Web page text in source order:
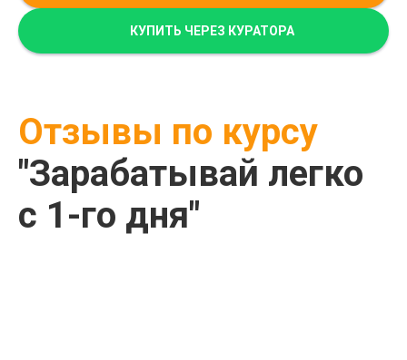
КУПИТЬ ЧЕРЕЗ КУРАТОРА
Отзывы по курсу
"Зарабатывай легко
с 1-го дня"